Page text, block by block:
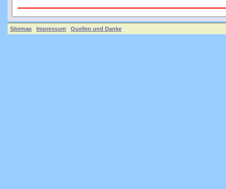
Sitemap Impressum Quellen und Danke